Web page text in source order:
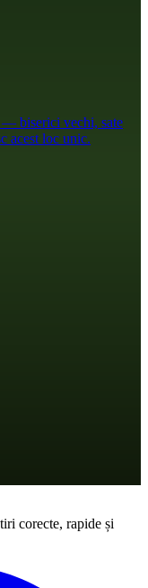
— biserici vechi, sate
acest loc unic.
corecte, rapide și